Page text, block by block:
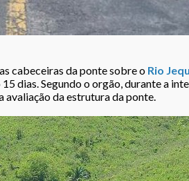
cabeceiras da ponte sobre o Rio
dias. Segundo o orgão, durante a
avaliação da estrutura da ponte.